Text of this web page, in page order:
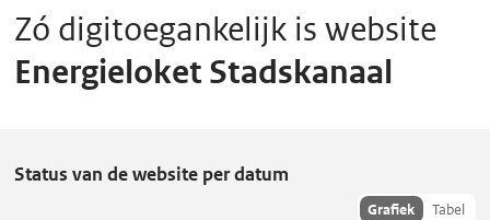
Homepage
DigiToegankelijk
Zó digitoegankelijk is website
Energieloket Stadskanaal
E
Status van de website per datum
Toon
Grafiek Tabel